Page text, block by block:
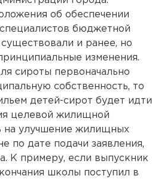
об обеспечении
бюджетной
и ранее, но
изменения.
сироты первоначально
собственность, то
детей-сирот будет идти
целевой жилищной
на улучшение жилищных
по дате подачи заявления,
К примеру, если выпускник
школы поступил в